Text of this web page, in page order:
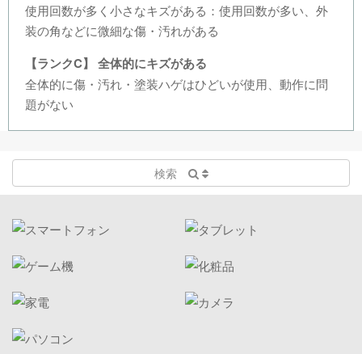
使用回数が多く小さなキズがある：使用回数が多い、外
装の角などに微細な傷・汚れがある
【ランクC】 全体的にキズがある
全体的に傷・汚れ・塗装ハゲはひどいが使用、動作に問
題がない
検索